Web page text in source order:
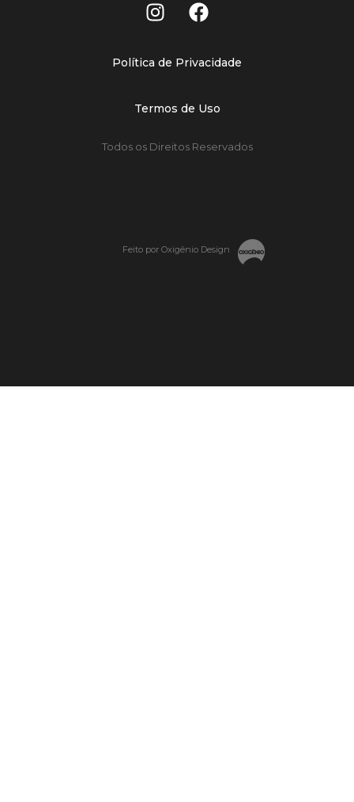
Política de Privacidade
Termos de Uso
Todos os Direitos Reservados
Feito por Oxigênio Design